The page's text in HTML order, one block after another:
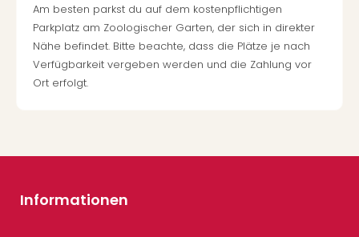
Am besten parkst du auf dem kostenpflichtigen
Parkplatz am Zoologischer Garten, der sich in direkter
Nähe befindet. Bitte beachte, dass die Plätze je nach
Verfügbarkeit vergeben werden und die Zahlung vor
Ort erfolgt.
Informationen